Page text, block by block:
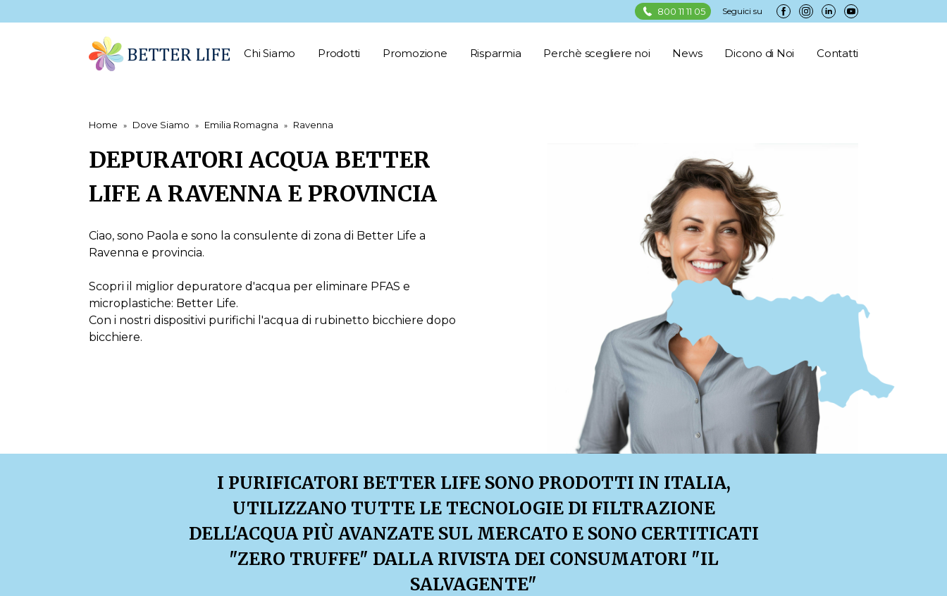
800 11 11 05 Seguici su
Chi Siamo Prodotti Promozione Risparmia Perchè scegliere noi News Dicono di Noi Contatti
Home Dove Siamo Emilia Romagna Ravenna
DEPURATORI ACQUA BETTER
LIFE A RAVENNA E PROVINCIA
Ciao, sono Paola e sono la consulente di zona di Better Life a
Ravenna e provincia.
Scopri il miglior depuratore d'acqua per eliminare PFAS e
microplastiche: Better Life.
Con i nostri dispositivi purifichi l'acqua di rubinetto bicchiere dopo
bicchiere.
I PURIFICATORI BETTER LIFE SONO PRODOTTI IN ITALIA,
UTILIZZANO TUTTE LE TECNOLOGIE DI FILTRAZIONE
DELL'ACQUA PIÙ AVANZATE SUL MERCATO E SONO CERTITICATI
"ZERO TRUFFE" DALLA RIVISTA DEI CONSUMATORI "IL
SALVAGENTE"